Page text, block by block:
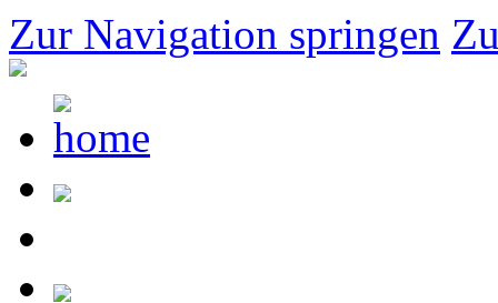
Zur Navigation springen